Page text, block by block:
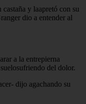
y laapretó con su
dio a entender al
a la entrepierna
del dolor.
dijo agachando su